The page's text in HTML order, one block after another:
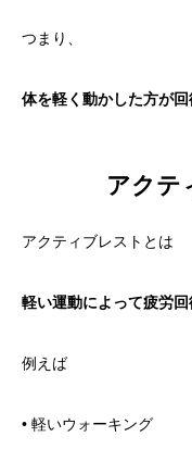
つまり、
体を軽く動かした方が
アクテ
アクティブレストとは
軽い運動によって疲労
例えば
• 軽いウォーキング